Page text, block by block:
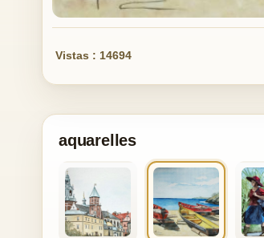
Vistas : 14694
aquarelles